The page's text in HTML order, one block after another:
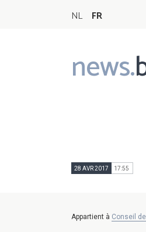
NL FR
news.
Main
navigation
28 AVR 2017 17:55
Appartient à Conseil